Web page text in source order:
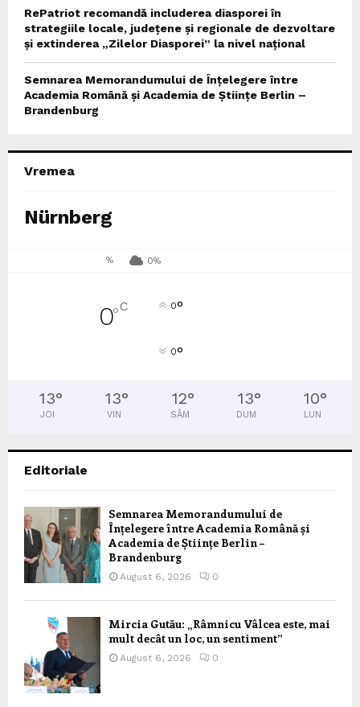
RePatriot recomandă includerea diasporei în
strategiile locale, județene și regionale de dezvoltare
și extinderea „Zilelor Diasporei” la nivel național
Semnarea Memorandumului de Înțelegere între
Academia Română și Academia de Științe Berlin –
Brandenburg
Vremea
Nürnberg
% 0%
0°C 0°
0°
13°
JOI
13°
VIN
12°
SÂM
13°
DUM
10°
LUN
Editoriale
Semnarea Memorandumului de
Înțelegere între Academia Română și
Academia de Științe Berlin –
Brandenburg
August 6, 2026 0
Mircia Gutău: „Râmnicu Vâlcea este, mai
mult decât un loc, un sentiment”
August 6, 2026 0